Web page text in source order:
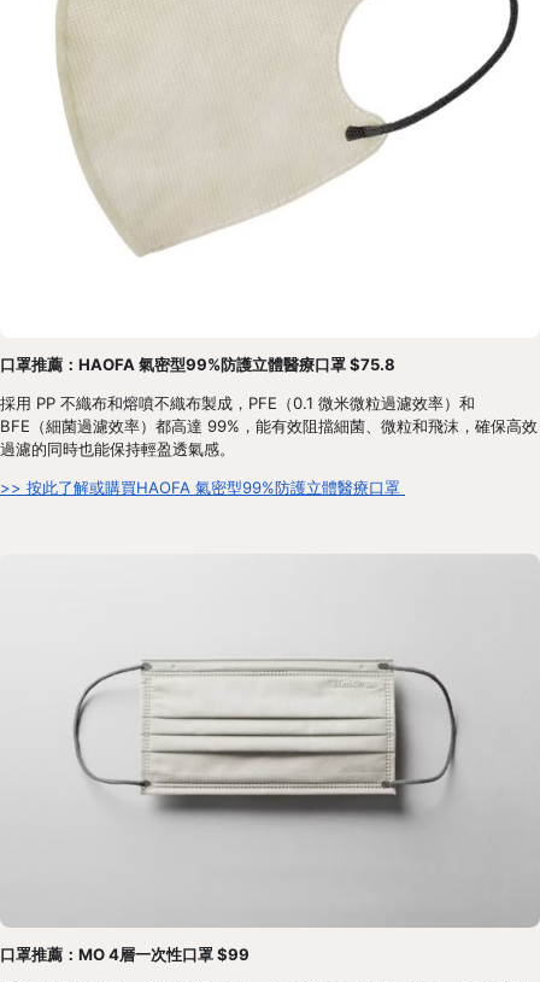
口罩推薦：HAOFA 氣密型99%防護立體醫療口罩 $75.8
採用 PP 不織布和熔噴不織布製成，PFE（0.1 微米微粒過濾效率）和
BFE（細菌過濾效率）都高達 99%，能有效阻擋細菌、微粒和飛沫，確保高效
過濾的同時也能保持輕盈透氣感。
>> 按此了解或購買HAOFA 氣密型99%防護立體醫療口罩
口罩推薦：MO 4層一次性口罩 $99